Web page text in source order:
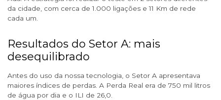
da cidade, com cerca de 1.000 ligações e 11 Km de rede
cada um.
Resultados do Setor A: mais
desequilibrado
Antes do uso da nossa tecnologia, o Setor A apresentava
maiores índices de perdas. A Perda Real era de 750 mil litros
de água por dia e o ILI de 26,0.